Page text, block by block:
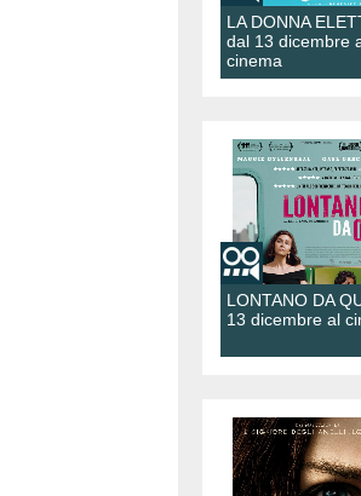
LA DONNA
dal 13 dicembre
cinema
LONTANO DA
13 dicembre al